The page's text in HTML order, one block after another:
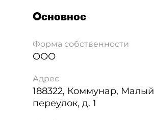
Основное
Форма собственности
ООО
Адрес
188322, Коммунар, Малый
переулок, д. 1